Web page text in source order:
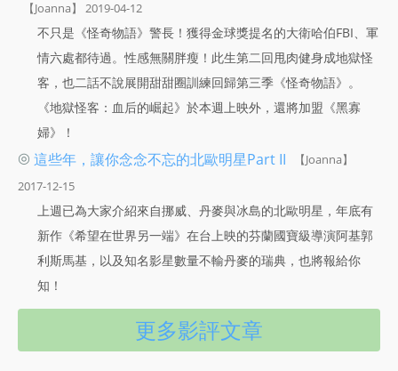
【Joanna】 2019-04-12
不只是《怪奇物語》警長！獲得金球獎提名的大衛哈伯FBI、軍
情六處都待過。性感無關胖瘦！此生第二回甩肉健身成地獄怪
客，也二話不說展開甜甜圈訓練回歸第三季《怪奇物語》。
《地獄怪客：血后的崛起》於本週上映外，還將加盟《黑寡
婦》！
◎ 這些年，讓你念念不忘的北歐明星Part II
【Joanna】
2017-12-15
上週已為大家介紹來自挪威、丹麥與冰島的北歐明星，年底有
新作《希望在世界另一端》在台上映的芬蘭國寶級導演阿基郭
利斯馬基，以及知名影星數量不輸丹麥的瑞典，也將報給你
知！
更多影評文章